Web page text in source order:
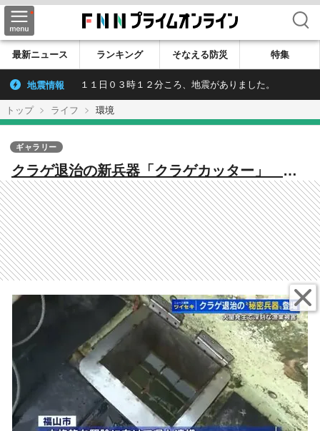
検索
最新ニュース ランキング そなえる防災 特集
地震情報 １１日０３時１２分ころ、地震がありました。
トップ ライフ 環境
クラゲ退治の新兵器「クラゲカッター」 瀬
戸内海で大量発生のクラゲが漁業に深刻な被
害【広島発】
ギャラリー